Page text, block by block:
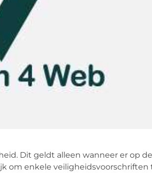
Dit geldt alleen wanneer er op
om enkele